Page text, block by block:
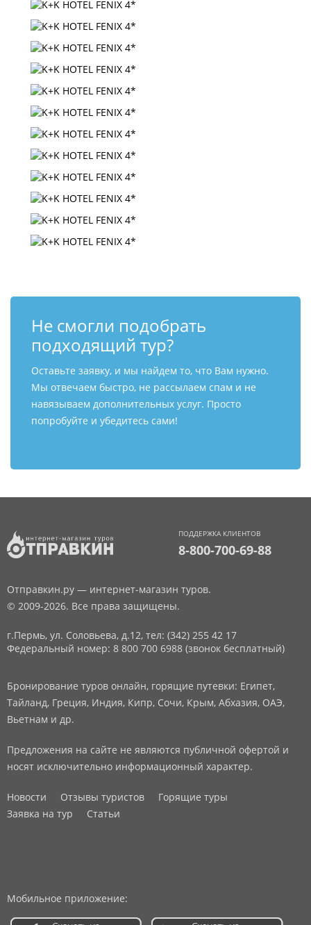
Не смогли подобрать
подходящий тур?
Оставьте заявку, и мы найдем то, что Вам нужно.
Мы отвечаем быстро, не рассылаем спам и не
навязываем дополнительных услуг. Просто
попробуйте и убедитесь сами!
ПОДДЕРЖКА КЛИЕНТОВ
8-800-700-69-88
Отправкин.ру — интернет-магазин туров.
© 2009-2026. Все права защищены.
г.Пермь, ул. Соловьева, д.12, тел: (342) 255 42 17
Федеральный номер: 8 800 700 6988 (звонок бесплатный)
Бронирование туров онлайн, горящие путевки: Египет,
Тайланд, Греция, Индия, Кипр, Сочи, Крым, Абхазия, ОАЭ,
Вьетнам и др.
Предложения на сайте не являются публичной офертой и
носят исключительно информационный характер.
Новости Отзывы туристов
Горящие туры
Заявка на тур
Статьи
Мобильное приложение: